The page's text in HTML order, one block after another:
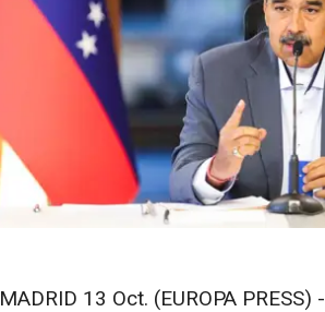
MADRID 13 Oct. (EUROPA PRESS) -